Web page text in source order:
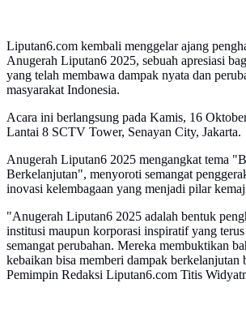
Liputan6.com kembali menggelar ajang
Anugerah Liputan6 2025, sebuah apresiasi
yang telah membawa dampak nyata dan
masyarakat Indonesia.
Acara ini berlangsung pada Kamis, 16
Lantai 8 SCTV Tower, Senayan City, Jakarta.
Anugerah Liputan6 2025 mengangkat tema
Berkelanjutan", menyoroti semangat
inovasi kelembagaan yang menjadi pilar
"Anugerah Liputan6 2025 adalah bentuk
institusi maupun korporasi inspiratif yang
semangat perubahan. Mereka membuktikan
kebaikan bisa memberi dampak berkelanjutan
Pemimpin Redaksi Liputan6.com Titis